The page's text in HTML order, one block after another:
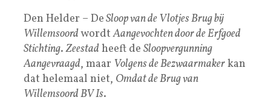
Den Helder – DeSloop van de Vlotjes Brug bij
WillemsoordwordtAangevochten door de Erfgoed
Stichting.Zeestadheeft de Sloopvergunning
Aangevraagd, maar Volgens de Bezwaarmakerkan
dat helemaal niet, Omdat de Brug van
Willemsoord BV Is.